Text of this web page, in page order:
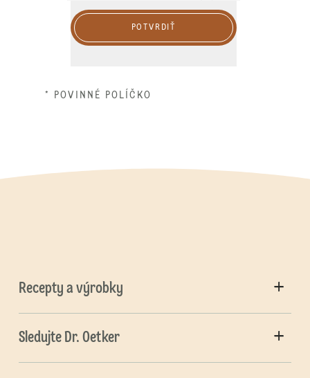
POTVRDIŤ
* POVINNÉ POLÍČKO
Recepty a výrobky
Sledujte Dr. Oetker